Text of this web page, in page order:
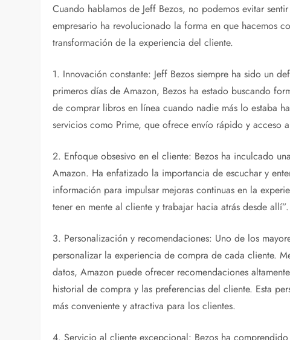
Cuando hablamos de Jeff Bezos, no podemos evitar
empresario ha revolucionado la forma en que hacemos
transformación de la experiencia del cliente.
1. Innovación constante: Jeff Bezos siempre ha sido un
primeros días de Amazon, Bezos ha estado buscando
de comprar libros en línea cuando nadie más lo estaba
servicios como Prime, que ofrece envío rápido y acceso
2. Enfoque obsesivo en el cliente: Bezos ha inculcado
Amazon. Ha enfatizado la importancia de escuchar y
información para impulsar mejoras continuas en la
tener en mente al cliente y trabajar hacia atrás desde allí”.
3. Personalización y recomendaciones: Uno de los
personalizar la experiencia de compra de cada cliente.
datos, Amazon puede ofrecer recomendaciones
historial de compra y las preferencias del cliente. Esta
más conveniente y atractiva para los clientes.